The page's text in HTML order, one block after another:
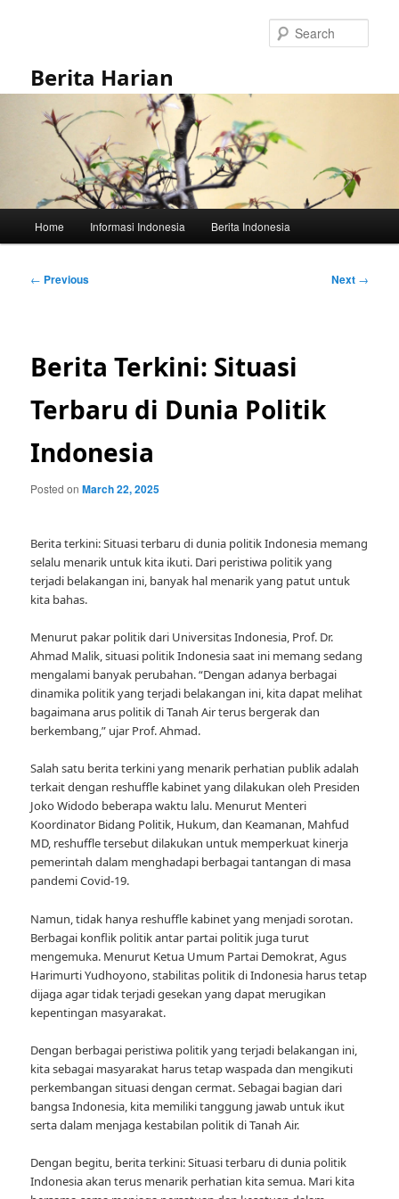
Berita Harian
Home Informasi Indonesia Berita Indonesia
Post
← Previous Next →
Berita Terkini: Situasi
Terbaru di Dunia Politik
Indonesia
Posted onMarch 22, 2025
Berita terkini: Situasi terbaru di dunia politik Indonesia memang
selalu menarik untuk kita ikuti. Dari peristiwa politik yang
terjadi belakangan ini, banyak hal menarik yang patut untuk
kita bahas.
Menurut pakar politik dari Universitas Indonesia, Prof. Dr.
Ahmad Malik, situasi politik Indonesia saat ini memang sedang
mengalami banyak perubahan. “Dengan adanya berbagai
dinamika politik yang terjadi belakangan ini, kita dapat melihat
bagaimana arus politik di Tanah Air terus bergerak dan
berkembang,” ujar Prof. Ahmad.
Salah satu berita terkini yang menarik perhatian publik adalah
terkait dengan reshuffle kabinet yang dilakukan oleh Presiden
Joko Widodo beberapa waktu lalu. Menurut Menteri
Koordinator Bidang Politik, Hukum, dan Keamanan, Mahfud
MD, reshuffle tersebut dilakukan untuk memperkuat kinerja
pemerintah dalam menghadapi berbagai tantangan di masa
pandemi Covid-19.
Namun, tidak hanya reshuffle kabinet yang menjadi sorotan.
Berbagai konflik politik antar partai politik juga turut
mengemuka. Menurut Ketua Umum Partai Demokrat, Agus
Harimurti Yudhoyono, stabilitas politik di Indonesia harus tetap
dijaga agar tidak terjadi gesekan yang dapat merugikan
kepentingan masyarakat.
Dengan berbagai peristiwa politik yang terjadi belakangan ini,
kita sebagai masyarakat harus tetap waspada dan mengikuti
perkembangan situasi dengan cermat. Sebagai bagian dari
bangsa Indonesia, kita memiliki tanggung jawab untuk ikut
serta dalam menjaga kestabilan politik di Tanah Air.
Dengan begitu, berita terkini: Situasi terbaru di dunia politik
Indonesia akan terus menarik perhatian kita semua. Mari kita